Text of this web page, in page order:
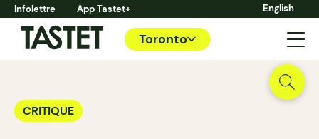
Infolettre App Tastet+ English
Toronto
CRITIQUE